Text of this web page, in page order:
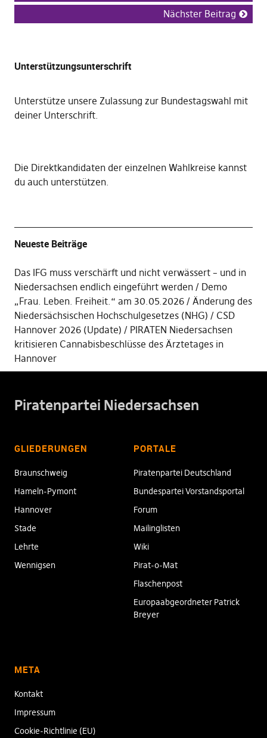
Nächster Beitrag
Unterstützungsunterschrift
Unterstütze unsere Zulassung zur Bundestagswahl mit
deiner Unterschrift.
Die Direktkandidaten der einzelnen Wahlkreise kannst
du auch unterstützen.
Neueste Beiträge
Das IFG muss verschärft und nicht verwässert – und in
Niedersachsen endlich eingeführt werden
Demo
„Frau. Leben. Freiheit.“ am 30.05.2026
Änderung des
Niedersächsischen Hochschulgesetzes (NHG)
CSD
Hannover 2026 (Update)
PIRATEN Niedersachsen
kritisieren Cannabisbeschlüsse des Ärztetages in
Hannover
Piratenpartei Niedersachsen
GLIEDERUNGEN
Braunschweig
Hameln-Pymont
Hannover
Stade
Lehrte
Wennigsen
PORTALE
Piratenpartei Deutschland
Bundespartei Vorstandsportal
Forum
Mailinglisten
Wiki
Pirat-o-Mat
Flaschenpost
Europaabgeordneter Patrick
Breyer
META
Kontakt
Impressum
Cookie-Richtlinie (EU)